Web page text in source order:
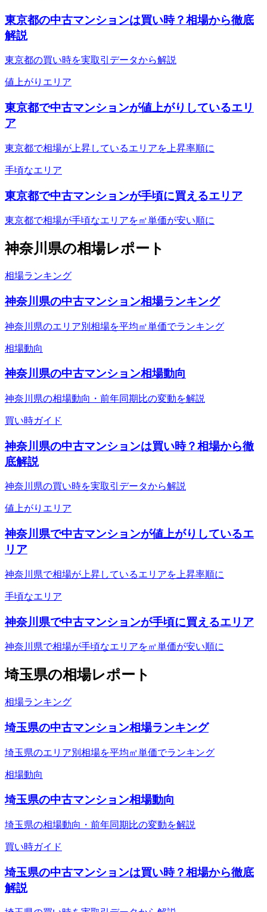
東京都の中古マンションは買い時？相場から徹底
解説
東京都の買い時を実取引データから解説
値上がりエリア
東京都で中古マンションが値上がりしているエリ
ア
東京都で相場が上昇しているエリアを上昇率順に
手頃なエリア
東京都で中古マンションが手頃に買えるエリア
東京都で相場が手頃なエリアを㎡単価が安い順に
神奈川県の相場レポート
相場ランキング
神奈川県の中古マンション相場ランキング
神奈川県のエリア別相場を平均㎡単価でランキング
相場動向
神奈川県の中古マンション相場動向
神奈川県の相場動向・前年同期比の変動を解説
買い時ガイド
神奈川県の中古マンションは買い時？相場から徹
底解説
神奈川県の買い時を実取引データから解説
値上がりエリア
神奈川県で中古マンションが値上がりしているエ
リア
神奈川県で相場が上昇しているエリアを上昇率順に
手頃なエリア
神奈川県で中古マンションが手頃に買えるエリア
神奈川県で相場が手頃なエリアを㎡単価が安い順に
埼玉県の相場レポート
相場ランキング
埼玉県の中古マンション相場ランキング
埼玉県のエリア別相場を平均㎡単価でランキング
相場動向
埼玉県の中古マンション相場動向
埼玉県の相場動向・前年同期比の変動を解説
買い時ガイド
埼玉県の中古マンションは買い時？相場から徹底
解説